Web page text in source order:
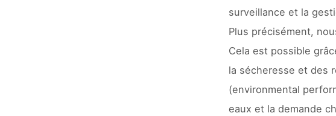
surveillance et la
Plus précisément,
Cela est possible
la sécheresse et des
(environmental
eaux et la demande